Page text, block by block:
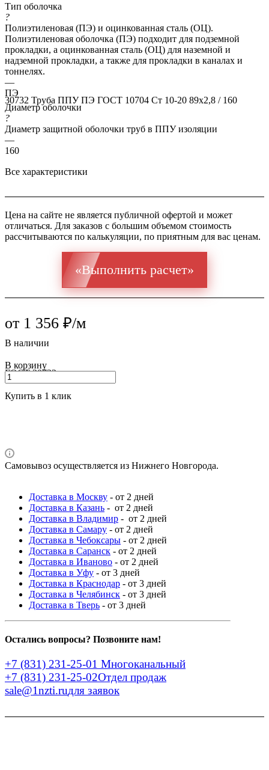
30732 Труба ППУ ПЭ ГОСТ 10704 Ст 10-20 89x2,8 / 160
ГОСТ 30732
Тип оболочка
?
Полиэтиленовая (ПЭ) и оцинкованная сталь (ОЦ).
Полиэтиленовая оболочка (ПЭ) подходит для подземной
прокладки, а оцинкованная сталь (ОЦ) для наземной и
надземной прокладки, а также для прокладки в каналах и
тоннелях.
—
ПЭ
Диаметр оболочки
?
Диаметр защитной оболочки труб в ППУ изоляции
—
160
Все характеристики
Цена на сайте не является публичной офертой и может
отличаться. Для заказов с большим объемом стоимость
рассчитываются по калькуляции, по приятным для вас ценам.
«Выполнить расчет»
от 1 356 ₽/м
В наличии
В корзину
Купить в 1 клик
Самовывоз осуществляется из Нижнего Новгорода.
Доставка в Москву - от 2 дней
Доставка в Казань - от 2 дней
Доставка в Владимир - от 2 дней
Доставка в Самару - от 2 дней
Доставка в Чебоксары - от 2 дней
Доставка в Саранск - от 2 дней
Доставка в Иваново - от 2 дней
Доставка в Уфу - от 3 дней
Доставка в Краснодар - от 3 дней
Доставка в Челябинск - от 3 дней
Доставка в Тверь - от 3 дней
Остались вопросы? Позвоните нам!
+7 (831) 231-25-01 Многоканальный
+7 (831) 231-25-02Отдел продаж
sale@1nzti.ruдля заявок